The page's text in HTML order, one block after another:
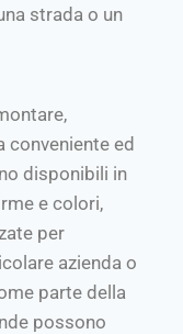
strada o un
conveniente ed
disponibili in
e colori,
per
azienda o
parte della
possono